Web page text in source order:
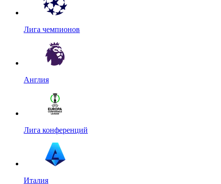
Лига чемпионов
Англия
Лига конференций
Италия